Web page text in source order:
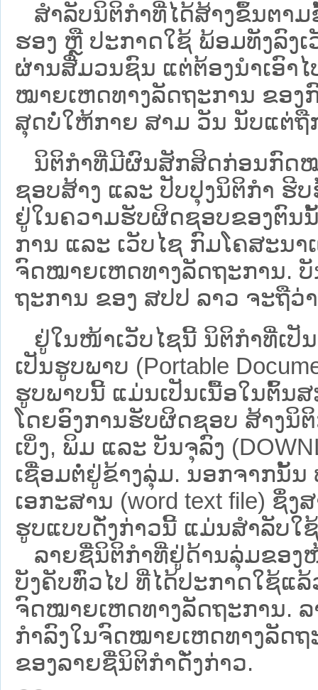
ສໍາລັບນິຕິກໍາທີ່ໄດ້ສ້າງຂຶ້ນຕາ
ຮອງ ຫຼື ປະກາດໃຊ້ ພ້ອມທັງລົງ
ຜ່ານສື່ມວນຊົນ ແຕ່ຕ້ອງນໍາເອົາ
ໝາຍ​ເຫດ​ທາງ​ລັດ​ຖະ​ການ​ ຂອ
ສຸດບໍ່ໃຫ້ກາຍ ສາມ ວັນ ນັບແຕ່ຖື
ນິ​ຕິ​ກຳ​ທີ່​ມີ​ຜົນ​ສັກ​ສິດ​ກ່ອນ​ກົດ​ໝ
ຊອບ​ສ້າງ ແລະ ປັບ​ປຸງນິ​ຕິ​ກຳ ຮີ
ຢູ່ໃນຄວາມຮັບຜິດຊອບຂອງຕົນ
ການ ແລະ ເວັບໄຊ​ ກົມໂຄສະນ
ຈົດໝາຍເຫດທາງລັດຖະການ.
ຖະ​ການ ຂອງ ສປ​ປ ລາວ ​ຈະຖື​
ຢູ່ໃນໜ້າ​ເວັບ​ໄຊ​ນີ້ ນິຕິກຳທີ່ເປັ
ເປັນຮູບພາບ (Portable
ຮູບພາບນີ້ ແມ່ນເປັນເນື້ອໃນຕົ້ນ
ໂດຍອົງການຮັບຜິດຊອບ ສ້າງນິ
ເບິ່ງ, ພິມ ແລະ ບັນຈຸລົງ
ເຊື່ອມຕໍ່ຢູ່ຂ້າງລຸ່ມ. ນອກຈາກນັ້ນ
ເອກະສານ (word text file) ຊຶ່
ຮູບແບບດັ່ງກ່າວນີ້ ແມ່ນສຳລັບໃ
ລາຍຊື່ນິຕິກຳທີ່ຢູ່ດ້ານລຸ່ມຂອງ
ບັງຄັບທົ່ວໄປ ທີ່ໄດ້ປະກາດໃຊ້ແ
ຈົດໝາຍເຫດທາງລັດຖະການ.
ກຳລົງໃນຈົດໝາຍເຫດທາງລັດ
ຂອງລາຍຊື່ນິຕິກໍາດັ່ງກ່າວ.